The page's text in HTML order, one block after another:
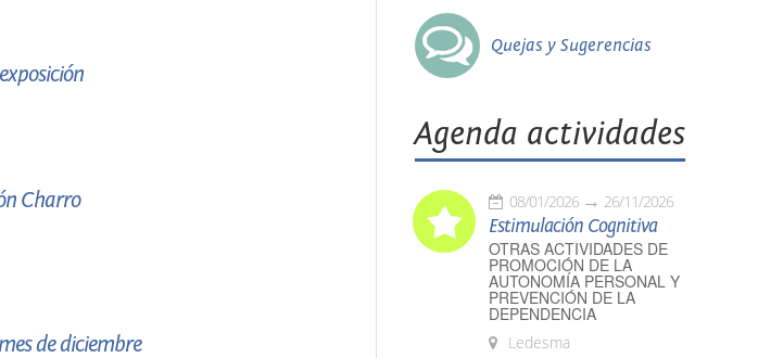
Charro
de diciembre
Quejas y Sugerencias
Agenda actividades
08/01/2026 26/11/2026
Estimulación Cognitiva
OTRAS ACTIVIDADES DE
PROMOCIÓN DE LA
AUTONOMÍA PERSONAL Y
PREVENCIÓN DE LA
DEPENDENCIA
Ledesma